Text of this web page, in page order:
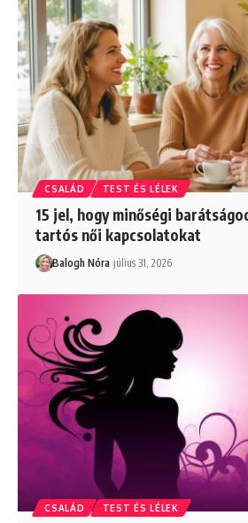
CSALÁD TEST ÉS LÉLEK
15 jel, hogy minőségi
tartós női kapcsolatokat
Balogh Nóra július 31, 2026
CSALÁD TEST ÉS LÉLEK